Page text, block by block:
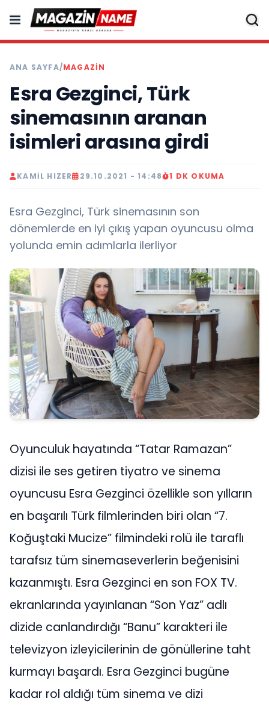
ANA SAYFA/MAGAZIN
Esra Gezginci, Türk
sinemasının aranan
isimleri arasına girdi
KAMIL HIZER 29.10.2021 - 14:48 1 DK OKUMA
Esra Gezginci, Türk sinemasının son
dönemlerde en iyi çıkış yapan oyuncusu olma
yolunda emin adımlarla ilerliyor
Oyunculuk hayatında “Tatar Ramazan”
dizisi ile ses getiren tiyatro ve sinema
oyuncusu Esra Gezginci özellikle son yılların
en başarılı Türk filmlerinden biri olan “7.
Koğuştaki Mucize” filmindeki rolü ile taraflı
tarafsız tüm sinemaseverlerin beğenisini
kazanmıştı. Esra Gezginci en son FOX TV.
ekranlarında yayınlanan “Son Yaz” adlı
dizide canlandırdığı “Banu” karakteri ile
televizyon izleyicilerinin de gönüllerine taht
kurmayı başardı. Esra Gezginci bugüne
kadar rol aldığı tüm sinema ve dizi